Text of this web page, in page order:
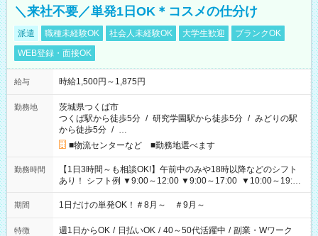
＼来社不要／単発1日OK＊コスメの仕分け
派遣 職種未経験OK 社会人未経験OK 大学生歓迎
ブランクOK
WEB登録・面接OK
給与 時給1,500円～1,875円
勤務地
茨城県つくば市
つくば駅から徒歩5分 / 研究学園駅から徒歩5分 / みどりの駅
から徒歩5分 / …
■物流センターなど ■勤務地選べます
勤務時間
【1日3時間～も相談OK!】午前中のみや18時以降などのシフト
あり！ シフト例 ▼9:00～12:00 ▼9:00～17:00 ▼10:00～19:00
▼18:00～21:00
期間 1日だけの単発OK！＃8月～ ＃9月～
特徴 週1日からOK / 日払いOK / 40～50代活躍中 / 副業・Wワーク